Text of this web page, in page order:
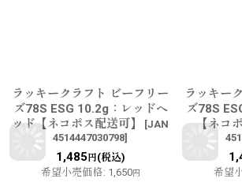
ラッキークラフト ビーフリー
ズ78S ESG 10.2g：レッドヘ
ッド【ネコポス配送可】
[JAN
4514447030798]
1,485 円(税込)
希望小売価格: 1,650円
ラッキー
ズ78S
【ネコ
希望